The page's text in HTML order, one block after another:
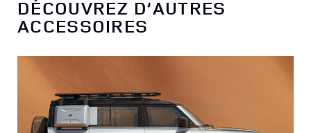
DÉCOUVREZ D’AUTRES
ACCESSOIRES